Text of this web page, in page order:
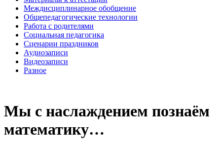
Междисциплинарное обобщение
Общепедагогические технологии
Работа с родителями
Социальная педагогика
Сценарии праздников
Аудиозаписи
Видеозаписи
Разное
Мы с наслаждением познаём
математику…